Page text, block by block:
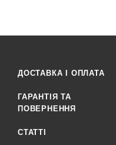
ДОСТАВКА І ОПЛАТА
ГАРАНТІЯ ТА
ПОВЕРНЕННЯ
СТАТТІ